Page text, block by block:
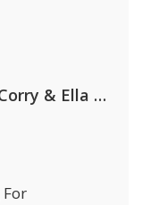
Nathan Dawe, Joel Corry & Ella Henderson